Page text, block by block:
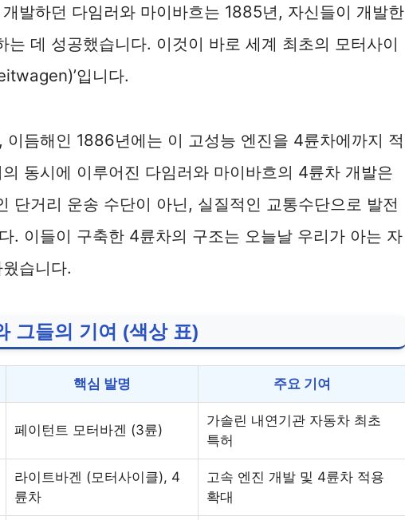
발하던 다임러와 마이바흐는 1885년, 자신들이 개발한
는 데 성공했습니다. 이것이 바로 세계 최초의 모터사이
입니다.
이듬해인 1886년에는 이 고성능 엔진을 4륜차에까지 적
동시에 이루어진 다임러와 마이바흐의 4륜차 개발은
단거리 운송 수단이 아닌, 실질적인 교통수단으로 발전
. 이들이 구축한 4륜차의 구조는 오늘날 우리가 아는 자
습니다.
그들의 기여 (색상 표)
핵심 발명 주요 기여
페이턴트 모터바겐 (3륜)
가솔린 내연기관 자동차 최초
특허
라이트바겐 (모터사이클), 4
륜차
고속 엔진 개발 및 4륜차 적용
확대